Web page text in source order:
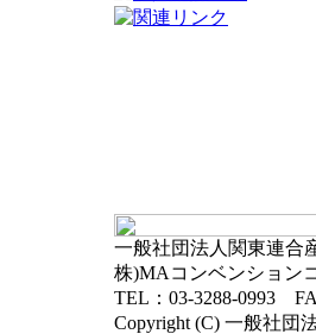
一般社団法人関東連合
株)MAコンベンション
TEL：03-3288-0993
Copyright (C) 一般社団